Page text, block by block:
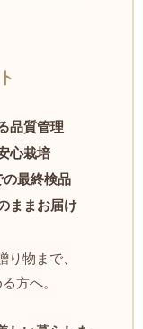
品質管理
心栽培
最終検品
ままお届け
物まで、
方へ。